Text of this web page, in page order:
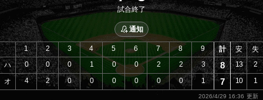
試合終了
通知
ハ
オ
1 2 3 4 5 6 7 8
9
0
0 0 1 0 0 2 2
3
4
2 0 0 0 0 0 0 1
計 安 失
8 13 2
7 10 1
2026/4/29 16:36